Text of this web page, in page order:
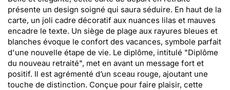
présente un design soigné qui saura séduire. En haut de la
carte, un joli cadre décoratif aux nuances lilas et mauves
encadre le texte. Un siège de plage aux rayures bleues et
blanches évoque le confort des vacances, symbole parfait
d'une nouvelle étape de vie. Le diplôme, intitulé "Diplôme
du nouveau retraité", met en avant un message fort et
positif. Il est agrémenté d’un sceau rouge, ajoutant une
touche de distinction. Conçue pour faire plaisir, cette